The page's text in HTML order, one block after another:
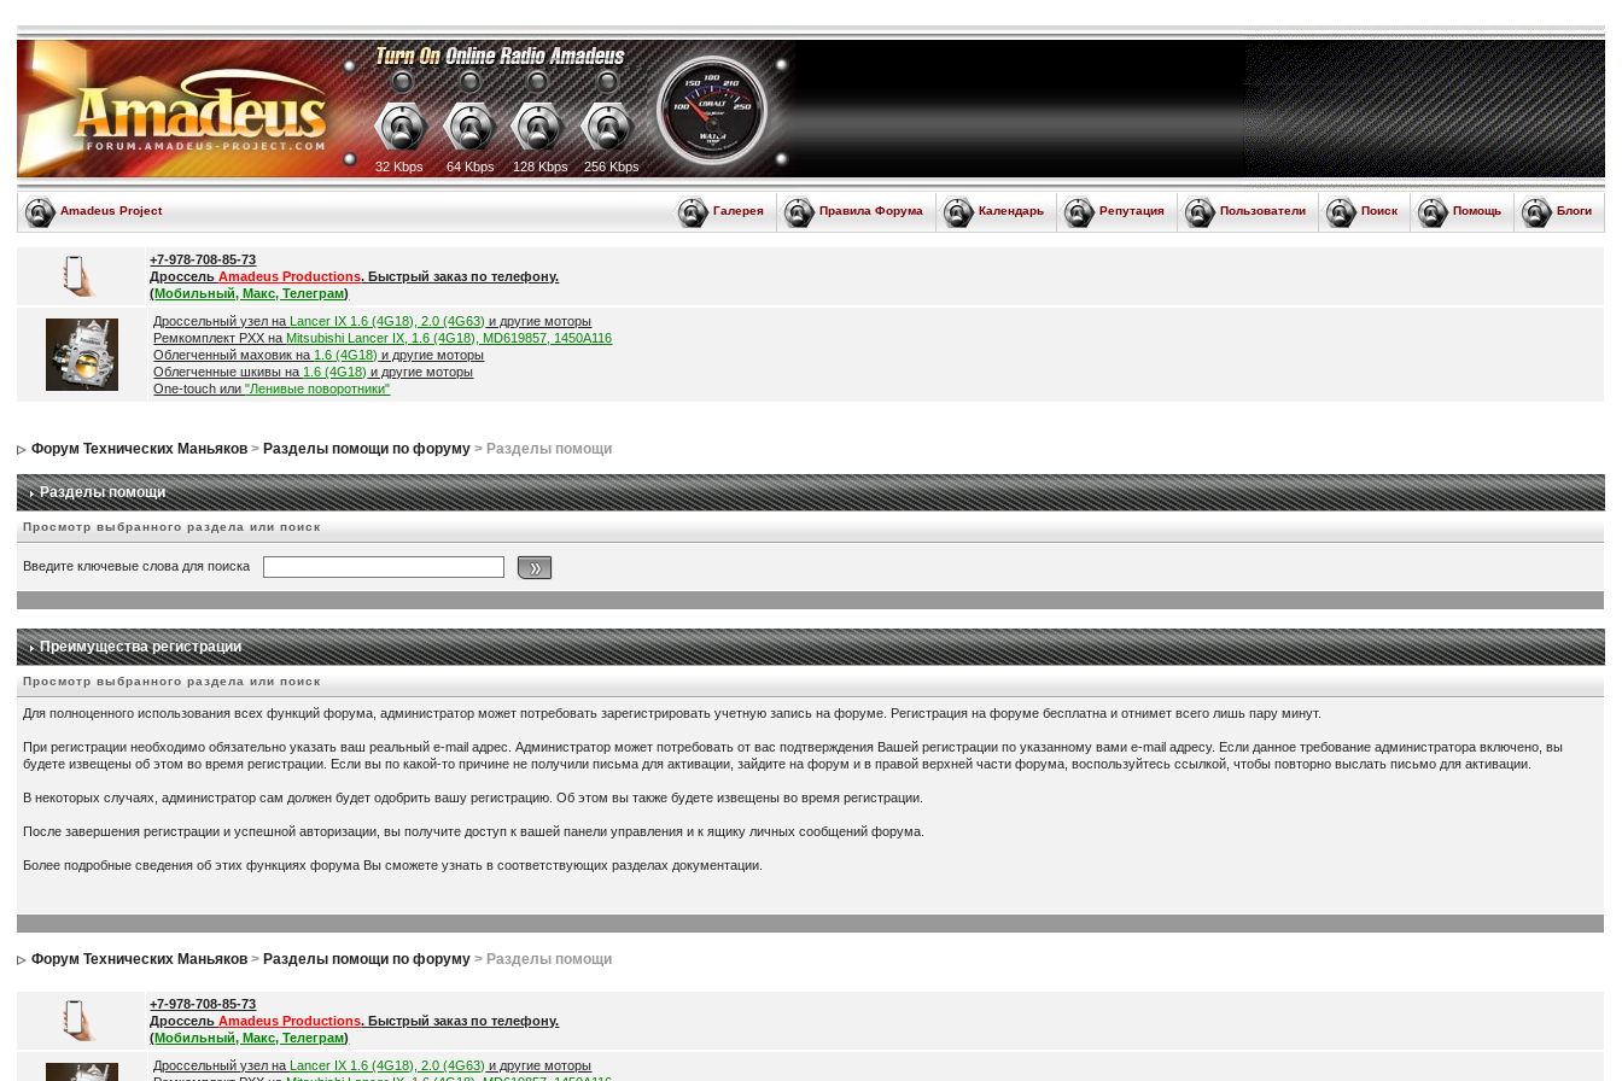
32 Kbps 64 Kbps 128 Kbps 256 Kbps
Amadeus Project Блоги
Помощь
Поиск
Пользователи
Репутация
Календарь
Правила Форума
Галерея
+7-978-708-85-73
ДроссельAmadeus Productions. Быстрый заказ по телефону.
(Мобильный, Макс, Телеграм)
Дроссельный узел на Lancer IX 1.6 (4G18), 2.0 (4G63) и другие моторы
Ремкомплект РХХ на Mitsubishi Lancer IX, 1.6 (4G18), MD619857, 1450A116
Облегченный маховик на 1.6 (4G18) и другие моторы
Облегченные шкивы на 1.6 (4G18) и другие моторы
One-touch или"Ленивые поворотники"
Форум Технических Маньяков > Разделы помощи по форуму > Разделы помощи
Разделы помощи
Просмотр выбранного раздела или поиск
Введите ключевые слова для поиска
Преимущества регистрации
Просмотр выбранного раздела или поиск
Для полноценного использования всех функций форума, администратор может потребовать зарегистрировать учетную запись на форуме. Регистрация на форуме бесплатна и отнимет всего лишь пару минут.
При регистрации необходимо обязательно указать ваш реальный e-mail адрес. Администратор может потребовать от вас подтверждения Вашей регистрации по указанному вами e-mail адресу. Если данное требование администратора включено, вы
будете извещены об этом во время регистрации. Если вы по какой-то причине не получили письма для активации, зайдите на форум и в правой верхней части форума, воспользуйтесь ссылкой, чтобы повторно выслать письмо для активации.
В некоторых случаях, администратор сам должен будет одобрить вашу регистрацию. Об этом вы также будете извещены во время регистрации.
После завершения регистрации и успешной авторизации, вы получите доступ к вашей панели управления и к ящику личных сообщений форума.
Более подробные сведения об этих функциях форума Вы сможете узнать в соответствующих разделах документации.
Форум Технических Маньяков > Разделы помощи по форуму > Разделы помощи
+7-978-708-85-73
ДроссельAmadeus Productions. Быстрый заказ по телефону.
(Мобильный, Макс, Телеграм)
Дроссельный узел на Lancer IX 1.6 (4G18), 2.0 (4G63) и другие моторы